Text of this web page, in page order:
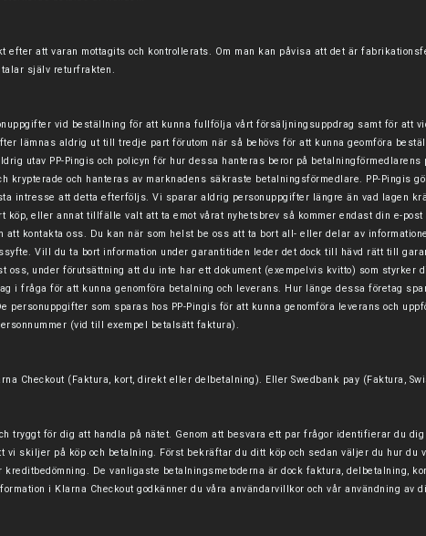
efter att varan mottagits och kontrollerats. Om man kan påvisa att det är
själv returfrakten.
vid beställning för att kunna fullfölja vårt försäljningsuppdrag samt för att
lämnas aldrig ut till tredje part förutom när så behövs för att kunna geomföra
utav PP-Pingis och policyn för hur dessa hanteras beror på
krypterade och hanteras av marknadens säkraste betalningsförmedlare. PP-Pingis
intresse att detta efterföljs. Vi sparar aldrig personuppgifter längre än vad lagen
köp, eller annat tillfälle valt att ta emot vårat nyhetsbrev så kommer endast din e-
att kontakta oss. Du kan när som helst be oss att ta bort all- eller delar av
Vill du ta bort information under garantitiden leder det dock till hävd rätt till
oss, under förutsättning att du inte har ett dokument (exempelvis kvitto) som styrker
i fråga för att kunna genomföra betalning och leverans. Hur länge dessa företag
personuppgifter som sparas hos PP-Pingis för att kunna genomföra leverans och
(vid till exempel betalsätt faktura).
Checkout (Faktura, kort, direkt eller delbetalning). Eller Swedbank pay (Faktura,
tryggt för dig att handla på nätet. Genom att besvara ett par frågor identifierar du
vi skiljer på köp och betalning. Först bekräftar du ditt köp och sedan väljer du hur
kreditbedömning. De vanligaste betalningsmetoderna är dock faktura, delbetalning,
i Klarna Checkout godkänner du våra användarvillkor och vår användning av